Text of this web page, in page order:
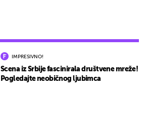
IMPRESIVNO!
Scena iz Srbije fascinirala društvene mreže!
Pogledajte neobičnog ljubimca